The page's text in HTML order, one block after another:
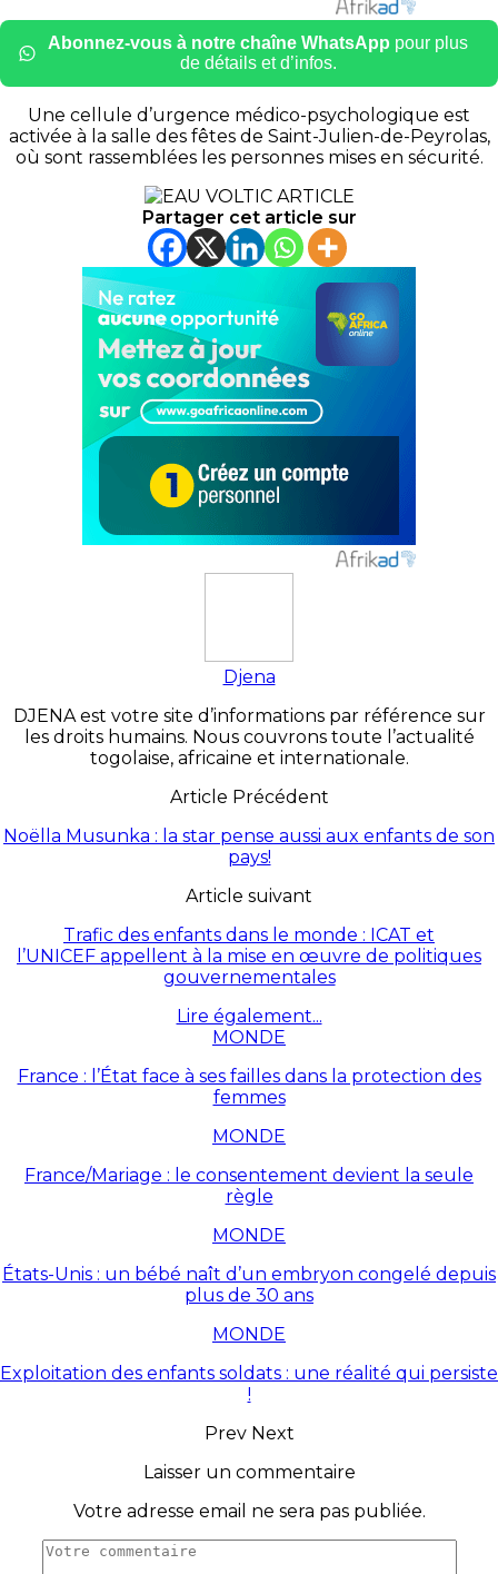
Abonnez-vous à notre chaîne WhatsApp pour plus
de détails et d’infos.
Une cellule d’urgence médico-psychologique est
activée à la salle des fêtes de Saint-Julien-de-Peyrolas,
où sont rassemblées les personnes mises en sécurité.
Partager cet article sur
Djena
DJENA est votre site d’informations par référence sur
les droits humains. Nous couvrons toute l’actualité
togolaise, africaine et internationale.
Article Précédent
Noëlla Musunka : la star pense aussi aux enfants de son
pays!
Article suivant
Trafic des enfants dans le monde : ICAT et
l’UNICEF appellent à la mise en œuvre de politiques
gouvernementales
Lire également...
MONDE
France : l’État face à ses failles dans la protection des
femmes
MONDE
France/Mariage : le consentement devient la seule
règle
MONDE
États-Unis : un bébé naît d’un embryon congelé depuis
plus de 30 ans
MONDE
Exploitation des enfants soldats : une réalité qui persiste
!
Prev Next
Laisser un commentaire
Votre adresse email ne sera pas publiée.